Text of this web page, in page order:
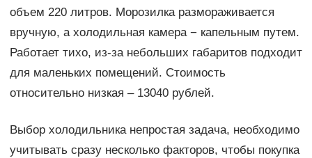
объем 220 литров. Морозилка размораживается
вручную, а холодильная камера − капельным путем.
Работает тихо, из-за небольших габаритов подходит
для маленьких помещений. Стоимость
относительно низкая – 13040 рублей.
Выбор холодильника непростая задача, необходимо
учитывать сразу несколько факторов, чтобы покупка